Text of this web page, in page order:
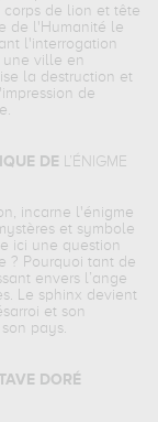
de lion et tête
de l'Humanité le
l'interrogation
une ville en
la destruction et
de
DE L’ÉNIGME
incarne l'énigme
et symbole
ici une question
? Pourquoi tant de
envers l’ange
Le sphinx devient
et son
pays.
DORÉ